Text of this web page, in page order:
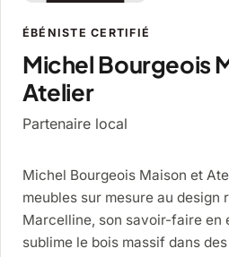
ÉBÉNISTE CERTIFIÉ
Michel Bourgeois
Atelier
Partenaire local
Michel Bourgeois Maison et
meubles sur mesure au design
Marcelline, son savoir-faire en
sublime le bois massif dans